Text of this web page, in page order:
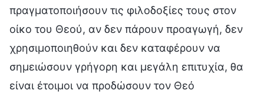
πραγματοποιήσουν τις φιλοδοξίες τους στον
οίκο του Θεού, αν δεν πάρουν προαγωγή, δεν
χρησιμοποιηθούν και δεν καταφέρουν να
σημειώσουν γρήγορη και μεγάλη επιτυχία, θα
είναι έτοιμοι να προδώσουν τον Θεό